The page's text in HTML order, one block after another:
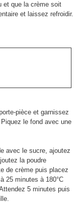
et que la crème soit
et laissez refroidir.
pièce et garnissez
le fond avec une
avec le sucre, ajoutez
la poudre
de crème puis placez
25 minutes à 180°C
5 minutes puis